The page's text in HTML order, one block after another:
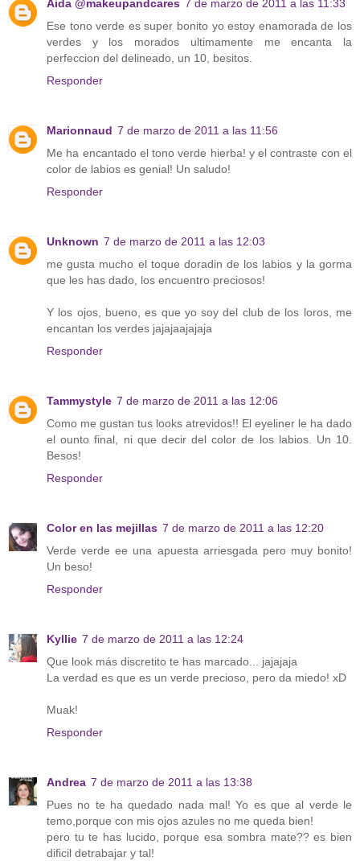
Aida @makeupandcares 7 de marzo de 2011 a las 11:33
Ese tono verde es super bonito yo estoy enamorada de los
verdes y los morados ultimamente me encanta la
perfeccion del delineado, un 10, besitos.
Responder
Marionnaud 7 de marzo de 2011 a las 11:56
Me ha encantado el tono verde hierba! y el contraste con el
color de labios es genial! Un saludo!
Responder
Unknown 7 de marzo de 2011 a las 12:03
me gusta mucho el toque doradin de los labios y la gorma
que les has dado, los encuentro preciosos!
Y los ojos, bueno, es que yo soy del club de los loros, me
encantan los verdes jajajaajajaja
Responder
Tammystyle 7 de marzo de 2011 a las 12:06
Como me gustan tus looks atrevidos!! El eyeliner le ha dado
el ounto final, ni que decir del color de los labios. Un 10.
Besos!
Responder
Color en las mejillas 7 de marzo de 2011 a las 12:20
Verde verde ee una apuesta arriesgada pero muy bonito!
Un beso!
Responder
Kyllie 7 de marzo de 2011 a las 12:24
Que look más discretito te has marcado... jajajaja
La verdad es que es un verde precioso, pero da miedo! xD
Muak!
Responder
Andrea 7 de marzo de 2011 a las 13:38
Pues no te ha quedado nada mal! Yo es que al verde le
temo,porque con mis ojos azules no me queda bien!
pero tu te has lucido, porque esa sombra mate?? es bien
dificil detrabajar y tal!